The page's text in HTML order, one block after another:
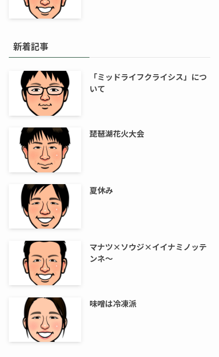
新着記事
「ミッドライフクライシス」につ
いて
琵琶湖花火大会
夏休み
マナツ×ソウジ×イイナミノッテ
ンネ～
味噌は冷凍派